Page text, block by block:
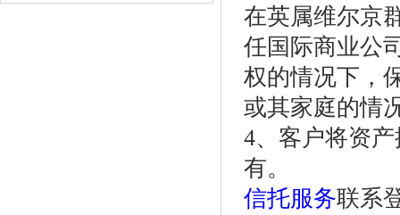
在英属维尔京
任国际商业公
权的情况下，
或其家庭的情
4、客户将资
有。
信托服务联系